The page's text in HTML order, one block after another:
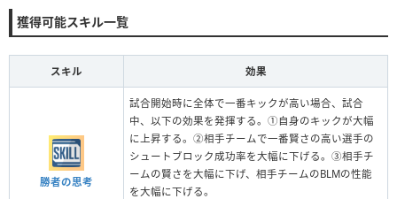
獲得可能スキル一覧
スキル 効果
勝者の思考
試合開始時に全体で一番キックが高い場合、試合
中、以下の効果を発揮する。①自身のキックが大幅
に上昇する。②相手チームで一番賢さの高い選手の
シュートブロック成功率を大幅に下げる。③相手チ
ームの賢さを大幅に下げ、相手チームのBLMの性能
を大幅に下げる。